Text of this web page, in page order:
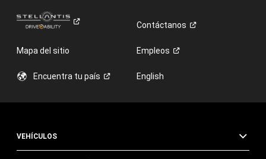
Contáctanos
Mapa del sitio Empleos
Encuentra tu país English
VEHÍCULOS